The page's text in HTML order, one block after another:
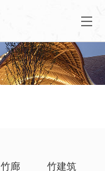
竹廊 竹建筑